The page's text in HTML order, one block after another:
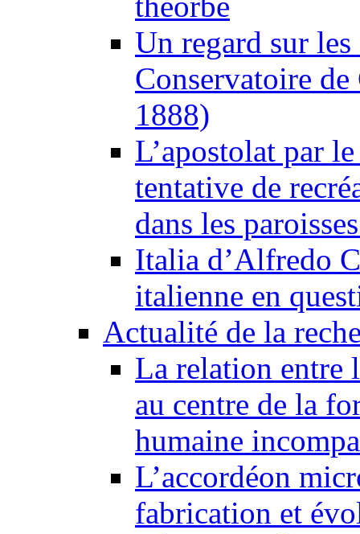
Un regard sur
Conservatoire
1888)
L’apostolat par
tentative de
dans les
Italia d’Alfredo
italienne en
Actualité de la
La relation entre
au centre de la
humaine
L’accordéon
fabrication et